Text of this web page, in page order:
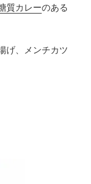
質カレーのある
げ、メンチカツ